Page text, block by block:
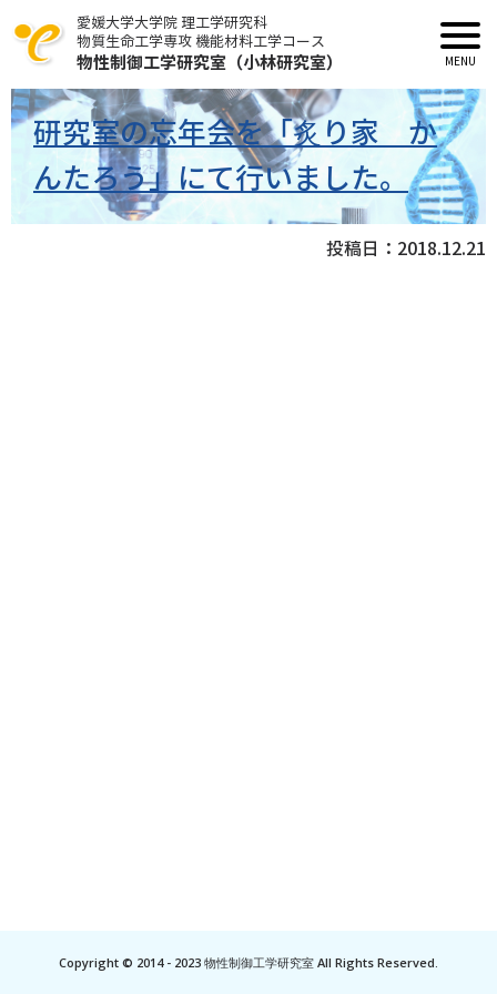
愛媛大学大学院 理工学研究科
物質生命工学専攻 機能材料工学コース
物性制御工学研究室（小林研究室）
研究室の忘年会を「炙り家 か
んたろう」にて行いました。
投稿日： 2018.12.21
Copyright © 2014 - 2023 物性制御工学研究室 All Rights Reserved.